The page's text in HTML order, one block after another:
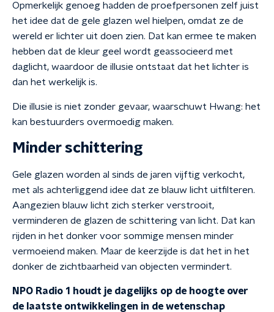
Opmerkelijk genoeg hadden de proefpersonen zelf juist
het idee dat de gele glazen wel hielpen, omdat ze de
wereld er lichter uit doen zien. Dat kan ermee te maken
hebben dat de kleur geel wordt geassocieerd met
daglicht, waardoor de illusie ontstaat dat het lichter is
dan het werkelijk is.
Die illusie is niet zonder gevaar, waarschuwt Hwang: het
kan bestuurders overmoedig maken.
Minder schittering
Gele glazen worden al sinds de jaren vijftig verkocht,
met als achterliggend idee dat ze blauw licht uitfilteren.
Aangezien blauw licht zich sterker verstrooit,
verminderen de glazen de schittering van licht. Dat kan
rijden in het donker voor sommige mensen minder
vermoeiend maken. Maar de keerzijde is dat het in het
donker de zichtbaarheid van objecten vermindert.
NPO Radio 1 houdt je dagelijks op de hoogte over
de laatste ontwikkelingen in de wetenschap